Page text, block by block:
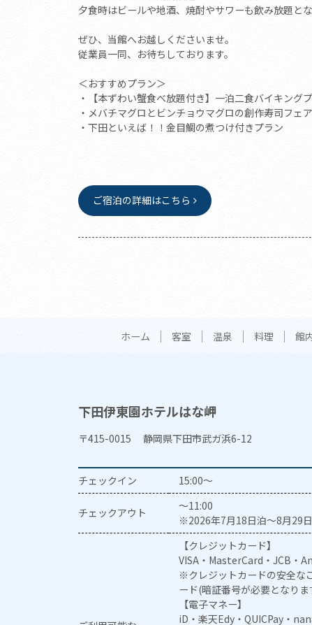
夕食時はビールや地酒、焼酎やサワーも飲み放題とな
ぜひ、当館へお越しくださいませ。
従業員一同、お待ちしております。
＜おすすめプラン＞
・【本ずわい蟹食べ放題付き】一泊二食バイキング
・メバチマグロとビンチョウマグロの創作寿司フェア
・下田といえば！！金目鯛の煮つけ付きプラン
ご宿泊の詳細はこちら
ホーム 客室 温泉 料理 館
下田伊東園ホテルはな岬
〒415-0015 静岡県下田市武ガ浜6-12
チェックイン 15:00～
チェックアウト
～11:00
※2026年7月18日泊～8月29
【クレジットカード】
VISA・MasterCard・JCB・
※クレジットカードの安全な
ード(暗証番号が必要となりま
【電子マネー】
iD・楽天Edy・QUICPay・